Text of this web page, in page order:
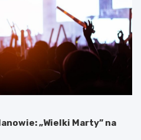
„Wielki Marty” na